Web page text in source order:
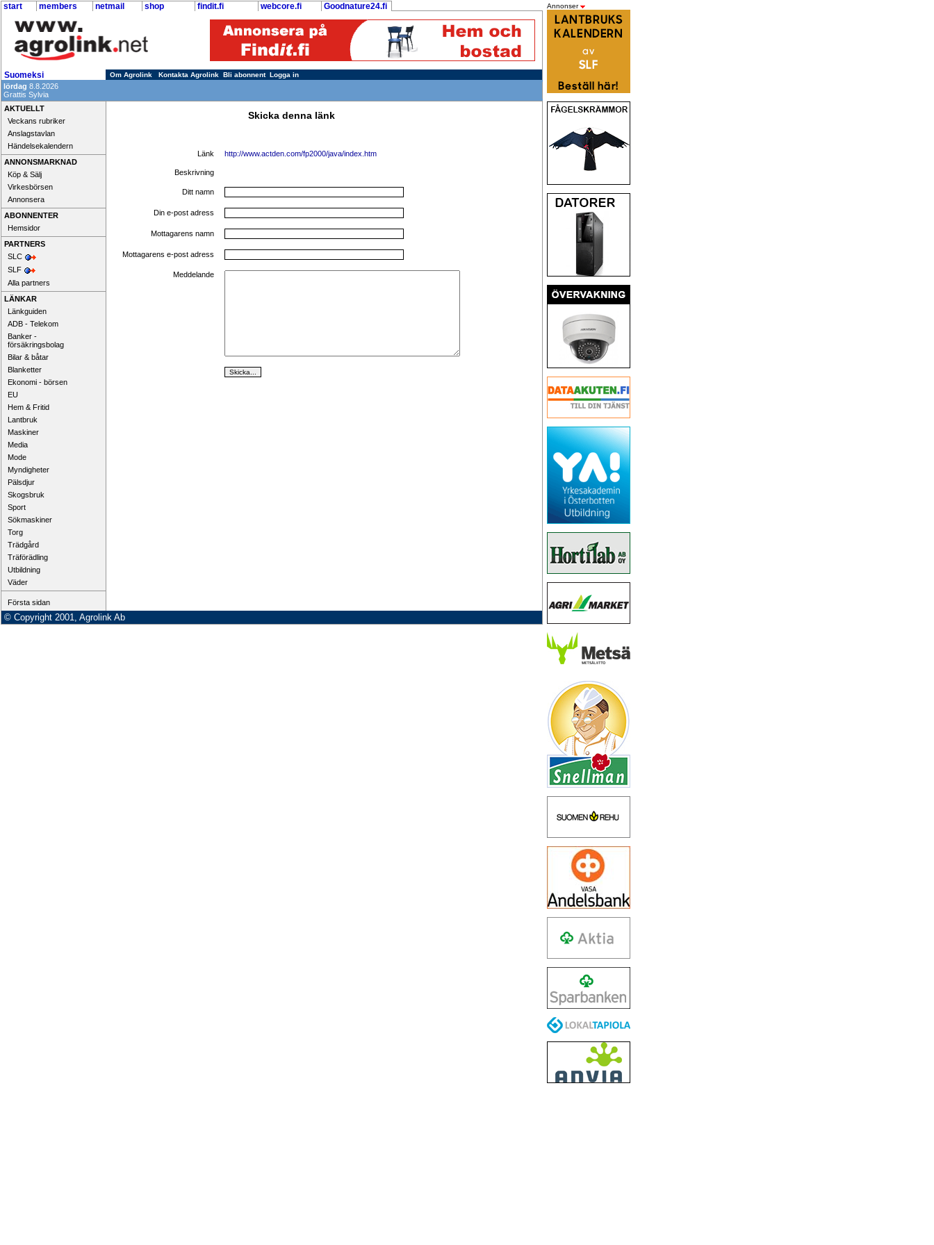
start members netmail shop findit.fi webcore.fi Goodnature24.fi
Suomeksi Om Agrolink Kontakta Agrolink Bli abonnent Logga in
lördag 8.8.2026
Grattis Sylvia
AKTUELLT
Veckans rubriker
Anslagstavlan
Händelsekalendern
ANNONSMARKNAD
Köp & Sälj
Virkesbörsen
Annonsera
ABONNENTER
Hemsidor
PARTNERS
SLC
SLF
Alla partners
LÄNKAR
Länkguiden
ADB - Telekom
Banker -
försäkringsbolag
Bilar & båtar
Blanketter
Ekonomi - börsen
EU
Hem & Fritid
Lantbruk
Maskiner
Media
Mode
Myndigheter
Pälsdjur
Skogsbruk
Sport
Sökmaskiner
Torg
Trädgård
Träförädling
Utbildning
Väder
Första sidan
Skicka denna länk
Länk http://www.actden.com/fp2000/java/index.htm
Beskrivning
Ditt namn
Din e-post adress
Mottagarens namn
Mottagarens e-post adress
Meddelande
Annonser
© Copyright 2001, Agrolink Ab